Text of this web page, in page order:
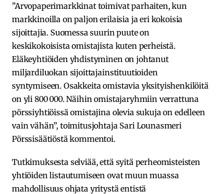
”Arvopaperimarkkinat toimivat parhaiten, kun
markkinoilla on paljon erilaisia ja eri kokoisia
sijoittajia. Suomessa suurin puute on
keskikokoisista omistajista kuten perheistä.
Eläkeyhtiöiden yhdistyminen on johtanut
miljardiluokan sijoittajainstituutioiden
syntymiseen. Osakkeita omistavia yksityishenkilöitä
on yli 800 000. Näihin omistajaryhmiin verrattuna
pörssiyhtiöissä omistajina olevia sukuja on edelleen
vain vähän”, toimitusjohtaja Sari Lounasmeri
Pörssisäätiöstä kommentoi.
Tutkimuksesta selviää, että syitä perheomisteisten
yhtiöiden listautumiseen ovat muun muassa
mahdollisuus ohjata yritystä entistä